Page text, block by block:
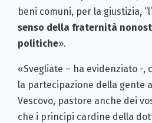
beni comuni, per la giustizia,
senso della fraternità
politiche».
«Svegliate – ha evidenziato -,
la partecipazione della gente
Vescovo, pastore anche dei
che i principi cardine della